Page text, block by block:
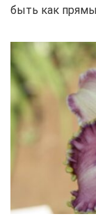
быть как